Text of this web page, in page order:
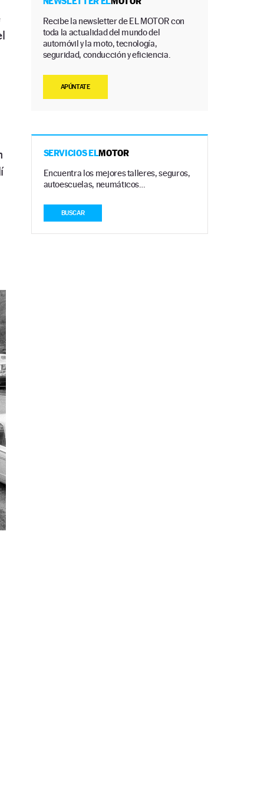
Recibe la newsletter de EL MOTOR con
toda la actualidad del mundo del
automóvil y la moto, tecnología,
seguridad, conducción y eficiencia.
APÚNTATE
SERVICIOS ELMOTOR
Encuentra los mejores talleres, seguros,
autoescuelas, neumáticos…
BUSCAR